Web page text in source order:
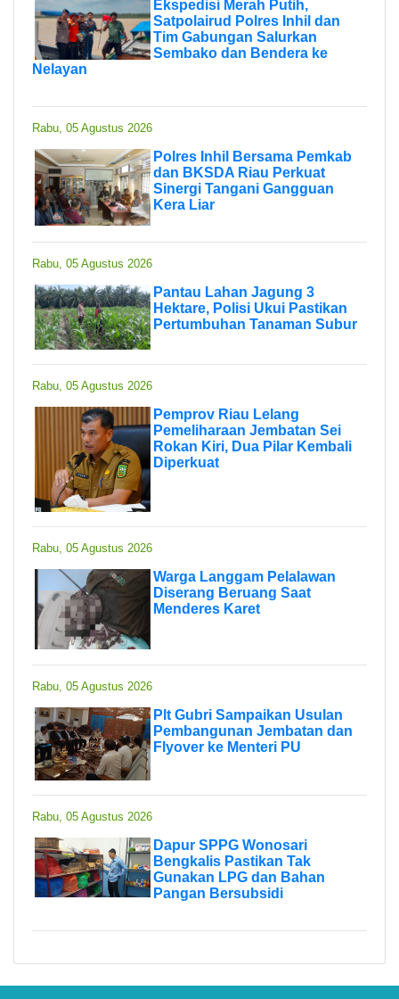
Ekspedisi Merah Putih,
Satpolairud Polres Inhil dan
Tim Gabungan Salurkan
Sembako dan Bendera ke
Nelayan
Rabu, 05 Agustus 2026
Polres Inhil Bersama Pemkab
dan BKSDA Riau Perkuat
Sinergi Tangani Gangguan
Kera Liar
Rabu, 05 Agustus 2026
Pantau Lahan Jagung 3
Hektare, Polisi Ukui Pastikan
Pertumbuhan Tanaman Subur
Rabu, 05 Agustus 2026
Pemprov Riau Lelang
Pemeliharaan Jembatan Sei
Rokan Kiri, Dua Pilar Kembali
Diperkuat
Rabu, 05 Agustus 2026
Warga Langgam Pelalawan
Diserang Beruang Saat
Menderes Karet
Rabu, 05 Agustus 2026
Plt Gubri Sampaikan Usulan
Pembangunan Jembatan dan
Flyover ke Menteri PU
Rabu, 05 Agustus 2026
Dapur SPPG Wonosari
Bengkalis Pastikan Tak
Gunakan LPG dan Bahan
Pangan Bersubsidi